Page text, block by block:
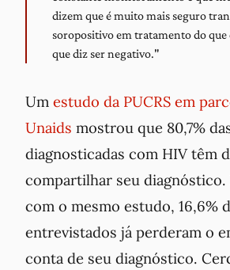
dizem que é muito mais seguro
soropositivo em tratamento do que
que diz ser negativo."
Um estudo da PUCRS em
Unaids mostrou que 80,7%
diagnosticadas com HIV têm
compartilhar seu diagnóstico.
com o mesmo estudo, 16,6%
entrevistados já perderam o
conta de seu diagnóstico.